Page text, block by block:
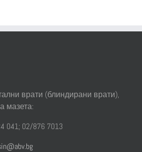
врати (блиндирани врати),
мазета:
041; 02/876 7013